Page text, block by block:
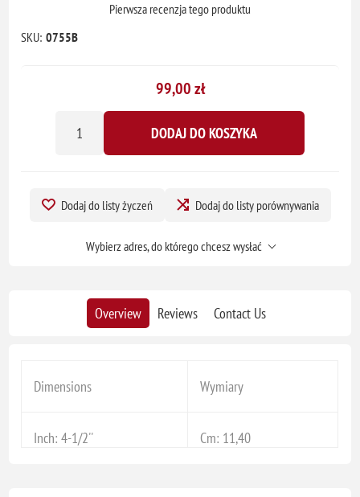
Pierwsza recenzja tego produktu
SKU: 0755B
99,00 zł
DODAJ DO KOSZYKA
Dodaj do listy życzeń Dodaj do listy porównywania
Wybierz adres, do którego chcesz wysłać
Overview Reviews Contact Us
Dimensions Wymiary
Inch: 4-1/2'' Cm: 11,40